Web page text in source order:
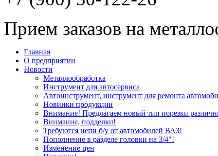
Прием заказов на
Главная
О предприятии
Новости
Металлообработка
Инструмент для автосервиса
Автоинструмент, инструмент для ремонта
Новинки продукции
Внимание! Предлагаем новый тип порезки
Внимание, подделки!
Требуются цепи б/у от автомобилей ВАЗ!
Пополнение в разделе головки на 3/4"!
Изменение цен